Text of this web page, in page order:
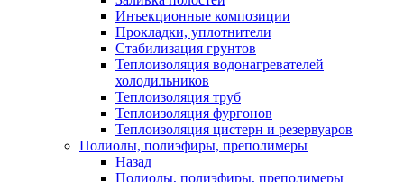
Инъекционные композиции
Прокладки, уплотнители
Стабилизация грунтов
Теплоизоляция водонагревателей
холодильников
Теплоизоляция труб
Теплоизоляция фургонов
Теплоизоляция цистерн и резервуаров
Полиолы, полиэфиры, преполимеры
Назад
Полиолы, полиэфиры, преполимеры